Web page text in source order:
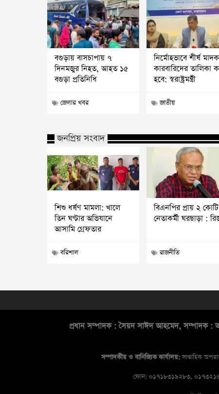
বগুড়ায় বাসচাপায় ৭
দিনমজুর নিহত, আহত ১৫
বগুড়া প্রতিনিধি
জেলার খবর
নির্মোহভাবে শীর্ষ মাদক
কারবারিদের তালিকা
হবে: স্বরাষ্ট্রমন্ত্রী
জাতীয়
জনপ্রিয় সংবাদ
শিশু ধর্ষণ মামলা: খালে
তিন ঘণ্টার অভিযানে
আসামি গ্রেফতার
বরিশাল
বিএনপির প্রায় ২ কোটি
নেতাকর্মী ঘরছাড়া :
রাজনীতি
প্রধান সম্পাদক : সৈয়দ সাঈদ আহমেদ, সম্পাদক :
সম্পাদকীয় ও বানিজ্যিক কার্যালয়:সাপ্তাহিক
ফোন: ০১৭১৮৩১৯২৮৩,